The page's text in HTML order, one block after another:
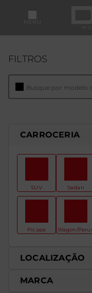
MENU
FILTROS
CARROCERIA
SUV Sedan
Picape Wagon/
LOCALIZAÇÃO
MARCA